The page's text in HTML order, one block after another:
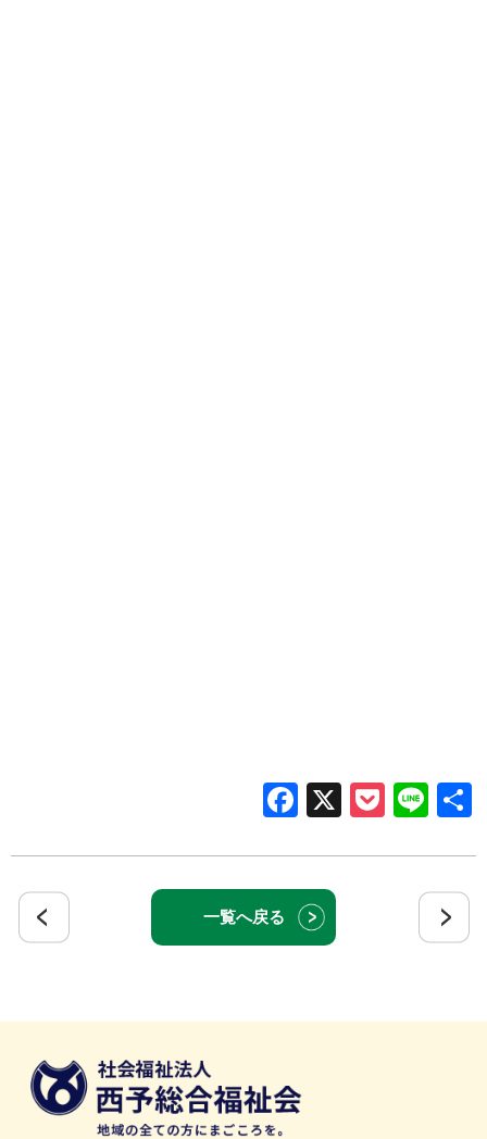
Facebook
X
一覧へ戻る